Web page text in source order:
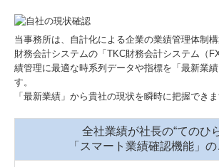
Q&A経営相談
税務カレンダー
税務Q&A
社長メニューASP版
TKCシステムQ&A
当事務所は、自計化による企業の業績管理体制構
財務会計システムの「TKC財務会計システム（
績管理に最適な時系列データや指標を「最新業
す。
「最新業績」から貴社の現状を瞬時に把握できま
全社業績が社長の“てのひ
「スマート業績確認機能」